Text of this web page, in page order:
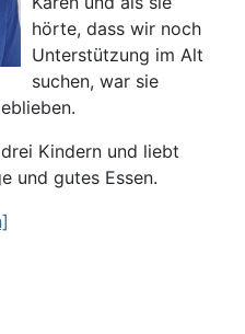
hörte, dass wir noch
Unterstützung im Alt
suchen, war sie
Kindern und liebt
und gutes Essen.